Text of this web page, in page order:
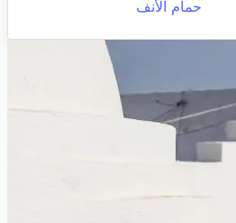
حمام الأنف